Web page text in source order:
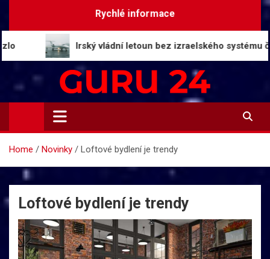
Rychlé informace
Irský vládní letoun bez izraelského systému čelí riziku
Guru24.cz
Press relations a informace
Home Novinky Loftové bydlení je trendy
Loftové bydlení je trendy